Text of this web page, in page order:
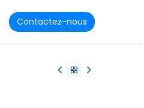
Contactez-nous